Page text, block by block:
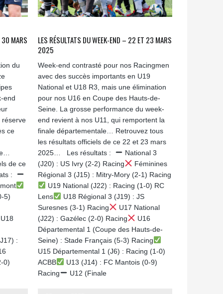
30 MARS
du
end
réserve
ce
de ce
:
5)
U18
:
0)
LES RÉSULTATS DU WEEK-END – 22 ET 23 MARS
2025
Week-end contrasté pour nos Racingmen
avec des succès importants en U19
National et U18 R3, mais une élimination
pour nos U16 en Coupe des Hauts-de-
Seine. La grosse performance du week-
end revient à nos U11, qui remportent la
finale départementale… Retrouvez tous
les résultats officiels de ce 22 et 23 mars
2025… Les résultats :
National 3
(J20) : US Ivry (2-2) Racing
Féminines
Régional 3 (J15) : Mitry-Mory (2-1) Racing
U19 National (J22) : Racing (1-0) RC
Lens
U18 Régional 3 (J19) : JS
Suresnes (3-1) Racing
U17 National
(J22) : Gazélec (2-0) Racing
U16
Départemental 1 (Coupe des Hauts-de-
Seine) : Stade Français (5-3) Racing
U15 Départemental 1 (J6) : Racing (1-0)
ACBB
U13 (J14) : FC Mantois (0-9)
Racing
U12 (Finale